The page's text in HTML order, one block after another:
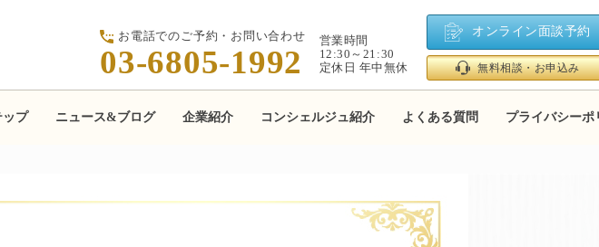
お電話でのご予約・お問い合わせ
03-6805-1992
営業時間
12:30～21:30
定休日 年中無休
オンライン面談予約
無料相談・お申込み
ップ ニュース&ブログ 企業紹介 コンシェルジュ紹介 よくある質問 プライバシーポ